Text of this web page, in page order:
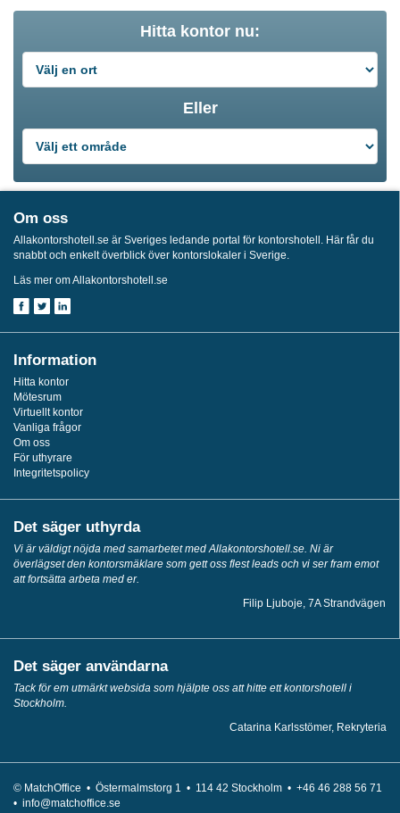
Hitta kontor nu:
Eller
Om oss
Allakontorshotell.se är Sveriges ledande portal för kontorshotell. Här får du
snabbt och enkelt överblick över kontorslokaler i Sverige.
Läs mer om Allakontorshotell.se
Information
Hitta kontor
Mötesrum
Virtuellt kontor
Vanliga frågor
Om oss
För uthyrare
Integritetspolicy
Det säger uthyrda
Vi är väldigt nöjda med samarbetet med Allakontorshotell.se. Ni är
överlägset den kontorsmäklare som gett oss flest leads och vi ser fram emot
att fortsätta arbeta med er.
Filip Ljuboje, 7A Strandvägen
Det säger användarna
Tack för em utmärkt websida som hjälpte oss att hitte ett kontorshotell i
Stockholm.
Catarina Karlsstömer, Rekryteria
© MatchOffice • Östermalmstorg 1 • 114 42 Stockholm • +46 46 288 56 71
• info@matchoffice.se